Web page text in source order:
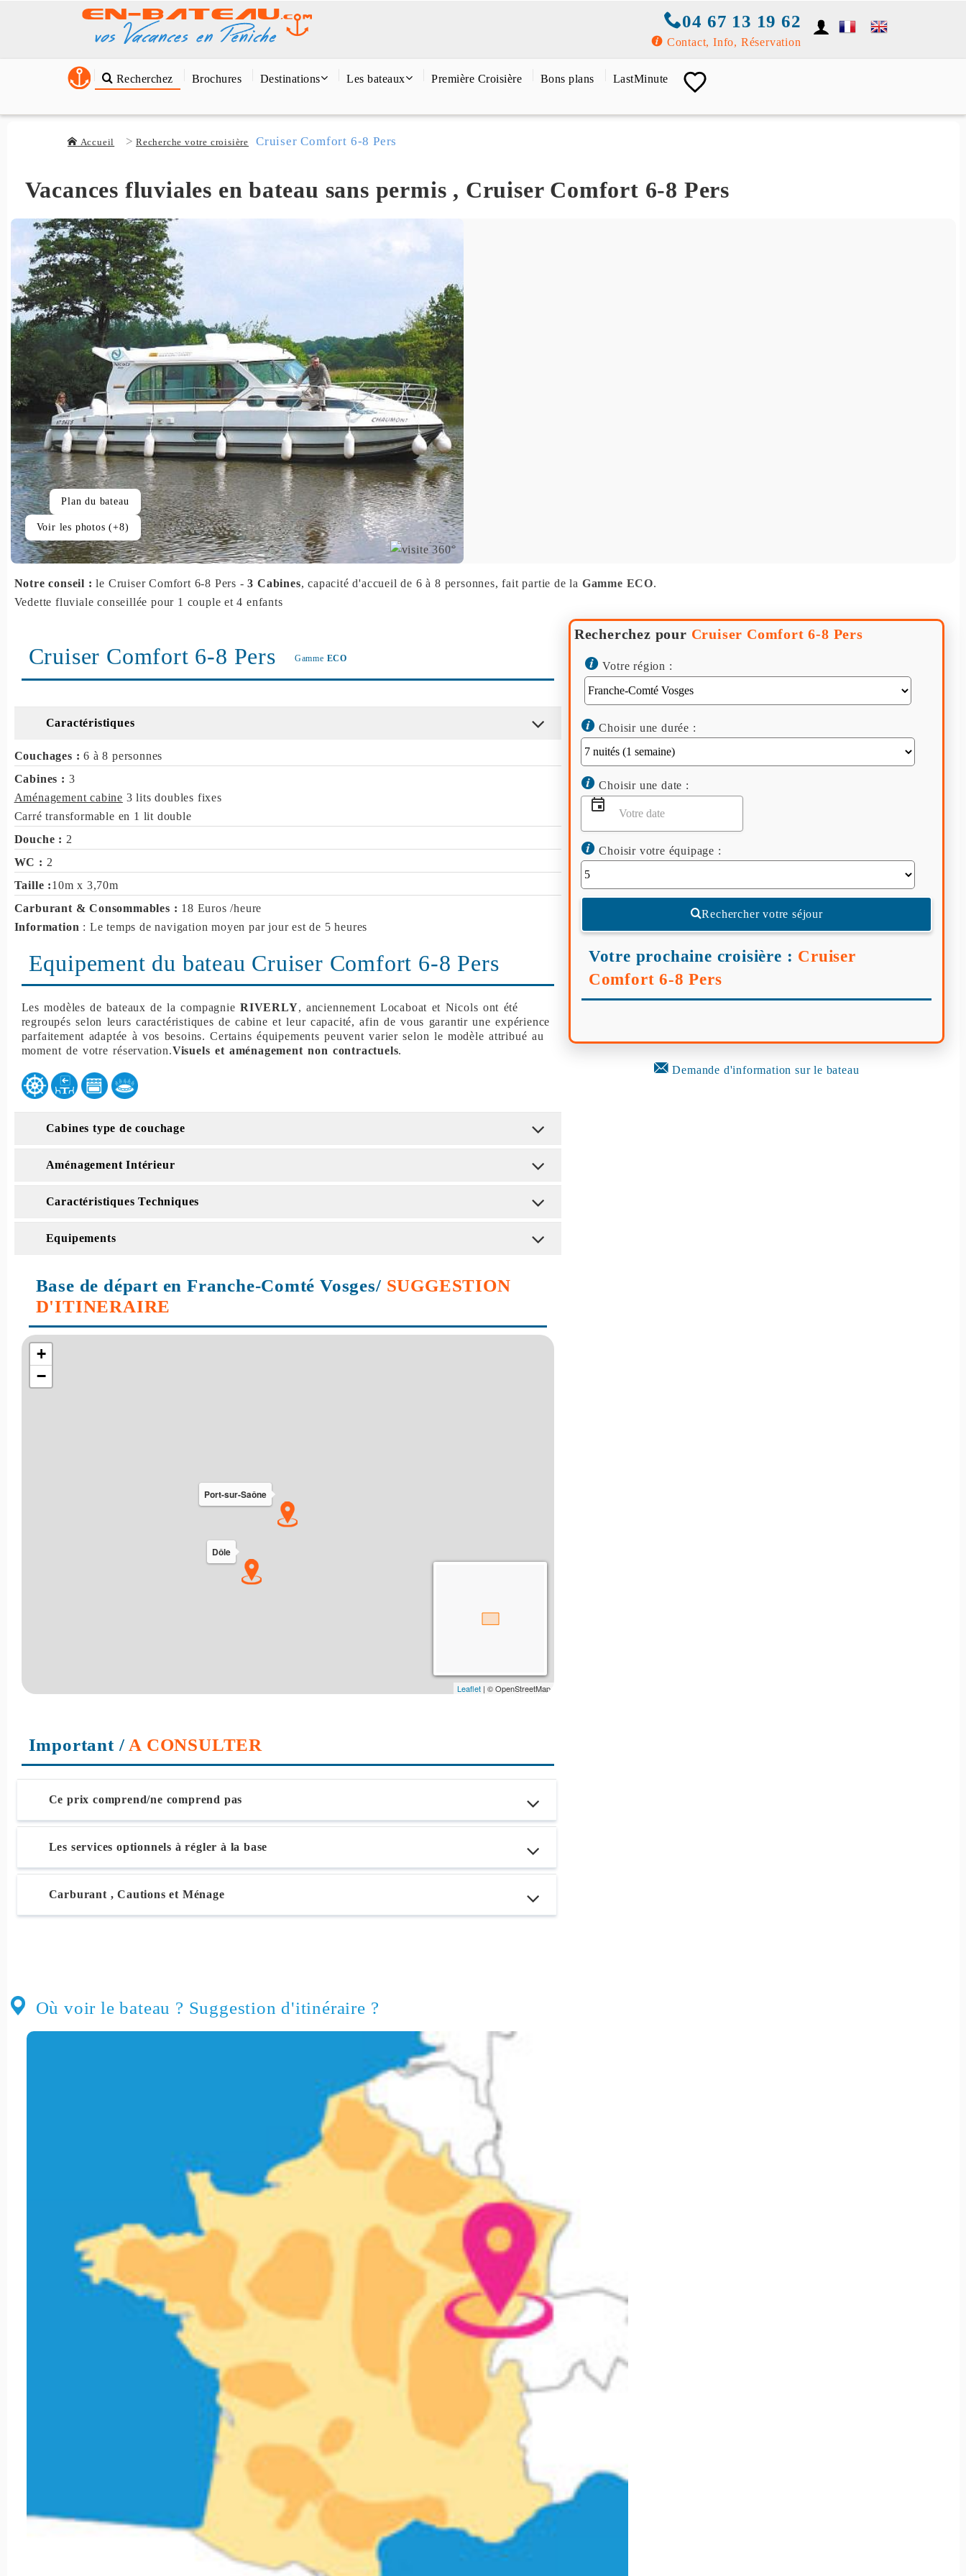
04 67 13 19 62
Contact, Info, Réservation
Recherchez Brochures Destinations Les bateaux Première Croisière Bons plans LastMinute
Accueil Recherche votre croisière Cruiser Comfort 6-8 Pers
Vacances fluviales en bateau sans permis , Cruiser Comfort 6-8 Pers
Plan du bateau
Voir les photos (+8)
Notre conseil :le Cruiser Comfort 6-8 Pers -3 Cabines, capacité d'accueil de 6 à 8 personnes, fait partie de la Gamme ECO.
Vedette fluviale conseillée pour 1 couple et 4 enfants
Cruiser Comfort 6-8 Pers Gamme ECO
Caractéristiques
Couchages : 6 à 8 personnes
Cabines : 3
Aménagement cabine 3 lits doubles fixes
Carré transformable en 1 lit double
Douche : 2
WC : 2
Taille :10m x 3,70m
Carburant & Consommables : 18 Euros /heure
Information : Le temps de navigation moyen par jour est de 5 heures
Equipement du bateau Cruiser Comfort 6-8 Pers
Les modèles de bateaux de la compagnie RIVERLY, anciennement Locaboat et Nicols ont été
regroupés selon leurs caractéristiques de cabine et leur capacité, afin de vous garantir une expérience
parfaitement adaptée à vos besoins. Certains équipements peuvent varier selon le modèle attribué au
moment de votre réservation.Visuels et aménagement non contractuels.
Cabines type de couchage
Aménagement Intérieur
Caractéristiques Techniques
Equipements
Base de départ en Franche-Comté Vosges/ SUGGESTION
D'ITINERAIRE
Important/ A CONSULTER
Ce prix comprend/ne comprend pas
Les services optionnels à régler à la base
Carburant , Cautions et Ménage
Recherchez pour Cruiser Comfort 6-8 Pers
Votre région :
Choisir une durée :
Choisir une date :
Choisir votre équipage :
Rechercher votre séjour
Votre prochaine croisière : Cruiser
Comfort 6-8 Pers
Demande d'information sur le bateau
Où voir le bateau ? Suggestion d'itinéraire ?